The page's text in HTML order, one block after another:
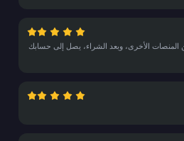
الأخرى، وبعد الشراء، يصل إلى حسابك